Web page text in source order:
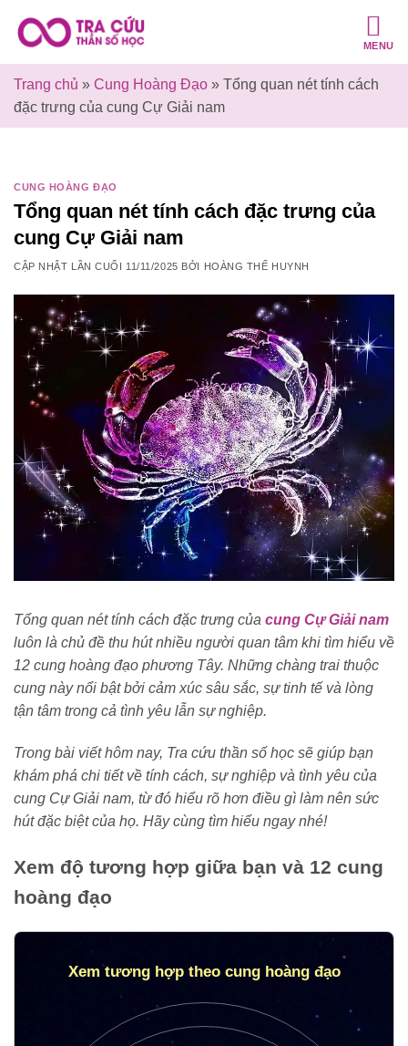
qua
dung
MENU
Trang chủ » Cung Hoàng Đạo » Tổng quan nét tính cách
đặc trưng của cung Cự Giải nam
CUNG HOÀNG ĐẠO
Tổng quan nét tính cách đặc trưng của
cung Cự Giải nam
CẬP NHẬT LẦN CUỐI 11/11/2025 BỞI HOÀNG THẾ HUYNH
Tổng quan nét tính cách đặc trưng của cung Cự Giải nam
luôn là chủ đề thu hút nhiều người quan tâm khi tìm hiểu về
12 cung hoàng đạo phương Tây. Những chàng trai thuộc
cung này nổi bật bởi cảm xúc sâu sắc, sự tinh tế và lòng
tận tâm trong cả tình yêu lẫn sự nghiệp.
Trong bài viết hôm nay, Tra cứu thần số học sẽ giúp bạn
khám phá chi tiết về tính cách, sự nghiệp và tình yêu của
cung Cự Giải nam, từ đó hiểu rõ hơn điều gì làm nên sức
hút đặc biệt của họ. Hãy cùng tìm hiểu ngay nhé!
Xem độ tương hợp giữa bạn và 12 cung
hoàng đạo
Xem tương hợp theo cung hoàng đạo